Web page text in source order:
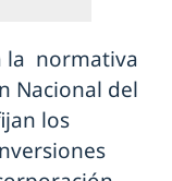
la normativa
Nacional del
los